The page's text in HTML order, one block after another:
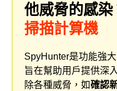
他威脅的感染
掃描計算機
SpyHunter是功能強
旨在幫助用戶提供深
除各種威脅，如確認